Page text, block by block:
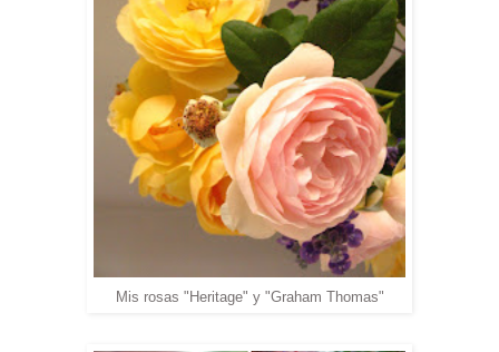
Mis rosas "Heritage" y "Graham Thomas"